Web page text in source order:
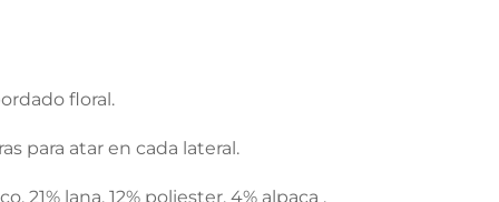
floral.
para atar en cada lateral.
21% lana, 12% poliester, 4% alpaca .